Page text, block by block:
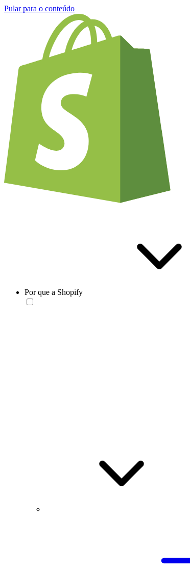
Pular para o conteúdo
Por que a Shopify